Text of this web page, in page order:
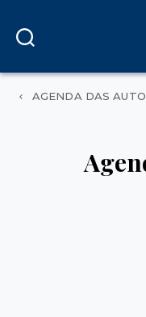
AGENDA DAS